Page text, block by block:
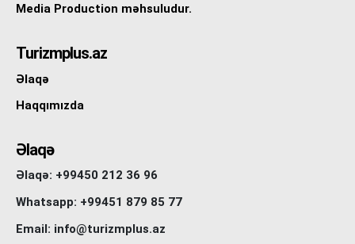
Media Production məhsuludur.
Turizmplus.az
Əlaqə
Haqqımızda
Əlaqə
Əlaqə: +99450 212 36 96
Whatsapp: +99451 879 85 77
Email: info@turizmplus.az